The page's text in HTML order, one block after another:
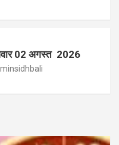
02 अगस्त 2026